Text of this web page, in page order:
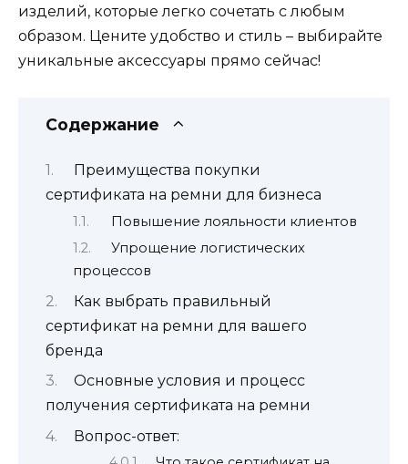
изделий, которые легко сочетать с любым
образом. Цените удобство и стиль – выбирайте
уникальные аксессуары прямо сейчас!
Содержание
Преимущества покупки
сертификата на ремни для бизнеса
Повышение лояльности клиентов
Упрощение логистических
процессов
Как выбрать правильный
сертификат на ремни для вашего
бренда
Основные условия и процесс
получения сертификата на ремни
Вопрос-ответ: